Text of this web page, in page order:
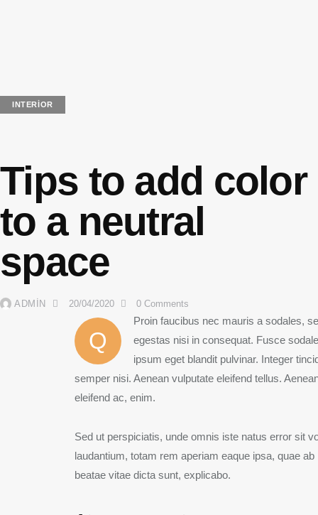
INTERIOR
Tips to add color
to a neutral
space
ADMIN 20/04/2020 0 Comments
Q
Proin faucibus nec mauris a sodales,
egestas nisi in consequat. Fusce
ipsum eget blandit pulvinar. Integer
semper nisi. Aenean vulputate eleifend tellus.
eleifend ac, enim.
Sed ut perspiciatis, unde omnis iste natus error sit
laudantium, totam rem aperiam eaque ipsa, quae
beatae vitae dicta sunt, explicabo.